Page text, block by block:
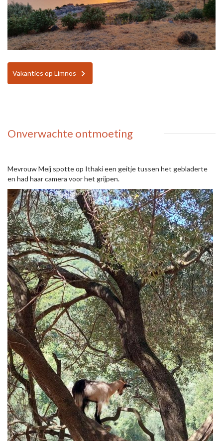
Vakanties op Limnos
Onverwachte ontmoeting
Mevrouw Meij spotte op Ithaki een geitje tussen het gebladerte
en had haar camera voor het grijpen.